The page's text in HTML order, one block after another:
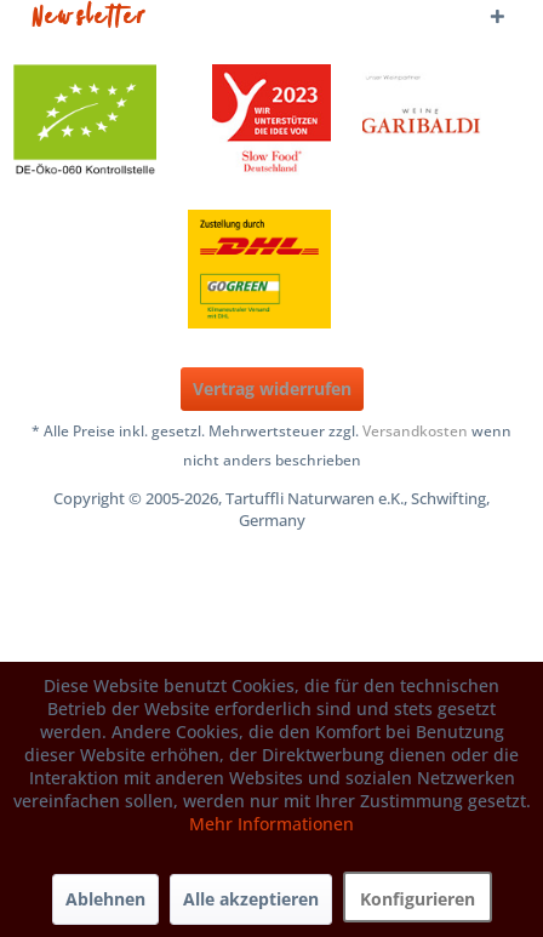
Newsletter
Vertrag widerrufen
* Alle Preise inkl. gesetzl. Mehrwertsteuer zzgl.Versandkosten wenn
nicht anders beschrieben
Copyright © 2005-2026, Tartuffli Naturwaren e.K., Schwifting,
Germany
Diese Website benutzt Cookies, die für den technischen
Betrieb der Website erforderlich sind und stets gesetzt
werden. Andere Cookies, die den Komfort bei Benutzung
dieser Website erhöhen, der Direktwerbung dienen oder die
Interaktion mit anderen Websites und sozialen Netzwerken
vereinfachen sollen, werden nur mit Ihrer Zustimmung gesetzt.
Mehr Informationen
Ablehnen Alle akzeptieren Konfigurieren